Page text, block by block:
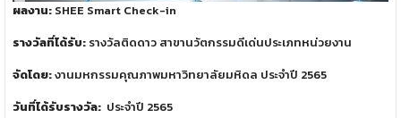
ผลงาน: SHEE Smart Check-in
รางวัลที่ได้รับ: รางวัลติดดาว สาขานวัตกรรมดีเด่นประเภทหน่วยงาน
จัดโดย:งานมหกรรมคุณภาพมหาวิทยาลัยมหิดล ประจำปี 2565
วันที่ได้รับรางวัล: ประจำปี 2565